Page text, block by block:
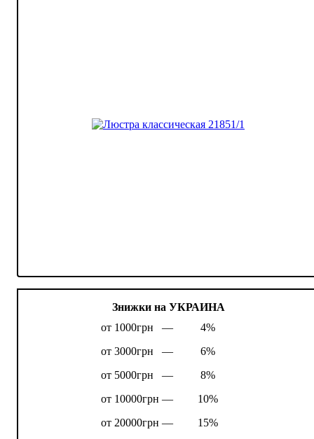
Знижки на УКРАИНА
от 1000грн —
4%
от 3000грн —
6%
от 5000грн —
8%
от 10000грн —
10%
от 20000грн —
15%